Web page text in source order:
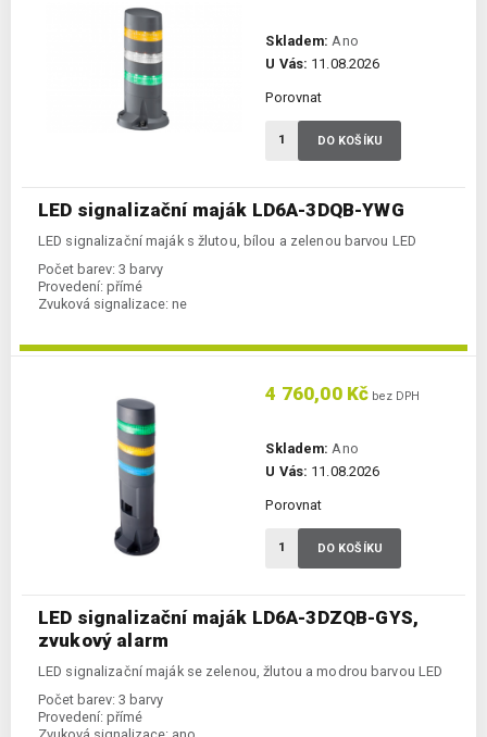
LED signalizační maják LD6A-3DQB-YWG
LED signalizační maják s žlutou, bílou a zelenou barvou LED
Počet barev: 3 barvy
Provedení: přímé
Zvuková signalizace: ne
Skladem: Ano
U Vás: 11.08.2026
Porovnat
DO KOŠÍKU
LED signalizační maják LD6A-3DZQB-GYS,
zvukový alarm
LED signalizační maják se zelenou, žlutou a modrou barvou LED
Počet barev: 3 barvy
Provedení: přímé
4 760,00 Kč bez DPH
Skladem: Ano
U Vás: 11.08.2026
Porovnat
DO KOŠÍKU